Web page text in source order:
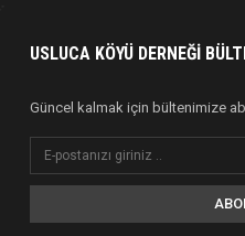
USLUCA KÖYÜ DERNEĞI
Güncel kalmak için bültenimize